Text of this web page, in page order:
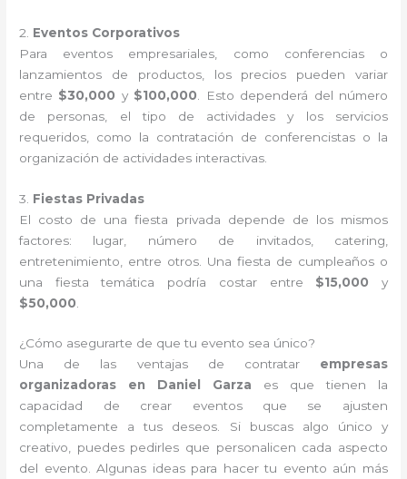
2. Eventos Corporativos
Para eventos empresariales, como conferencias o
lanzamientos de productos, los precios pueden variar
entre $30,000 y $100,000 . Esto dependerá del número
de personas, el tipo de actividades y los servicios
requeridos, como la contratación de conferencistas o la
organización de actividades interactivas.
3. Fiestas Privadas
El costo de una fiesta privada depende de los mismos
factores: lugar, número de invitados, catering,
entretenimiento, entre otros. Una fiesta de cumpleaños o
una fiesta temática podría costar entre $15,000 y
$50,000
¿Cómo asegurarte de que tu evento sea único?
Una de las ventajas de contratar empresas
organizadoras en Daniel Garza es que tienen la
capacidad de crear eventos que se ajusten
completamente a tus deseos. Si buscas algo único y
creativo, puedes pedirles que personalicen cada aspecto
del evento. Algunas ideas para hacer tu evento aún más